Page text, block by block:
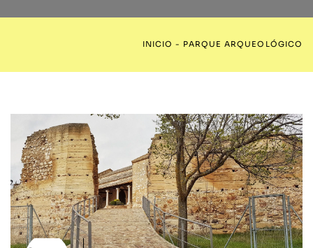
INICIO - PARQUE ARQUEOLÓGICO